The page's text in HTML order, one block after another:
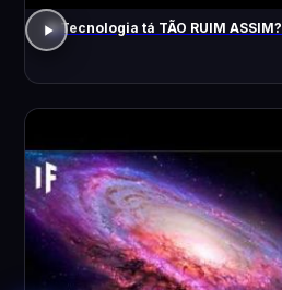
A Tecnologia tá TÃO RUIM ASSIM?